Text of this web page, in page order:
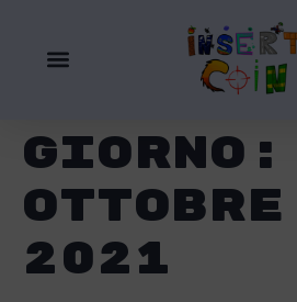
Giorno:
Ottobre
2021